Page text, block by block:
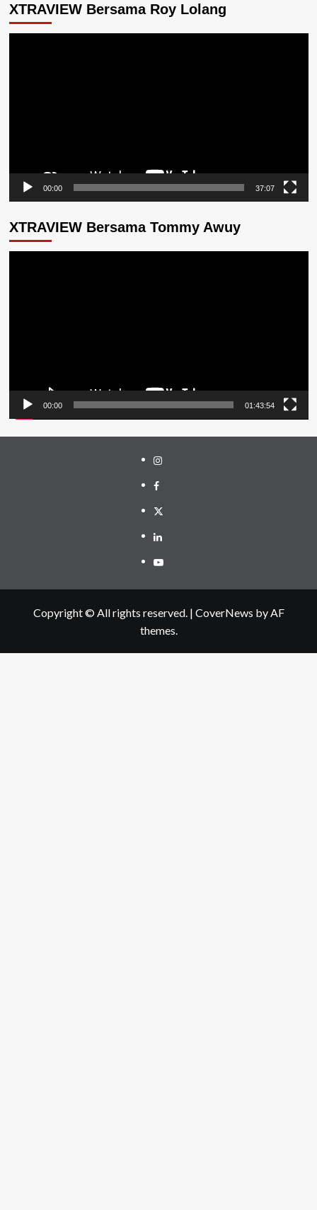
XTRAVIEW Bersama Roy Lolang
00:00 37:07
XTRAVIEW Bersama Tommy Awuy
00:00 01:43:54
Instagram
Facebook
Twitter
Linkedin
Youtube
Copyright © All rights reserved. | CoverNews by AF
themes.